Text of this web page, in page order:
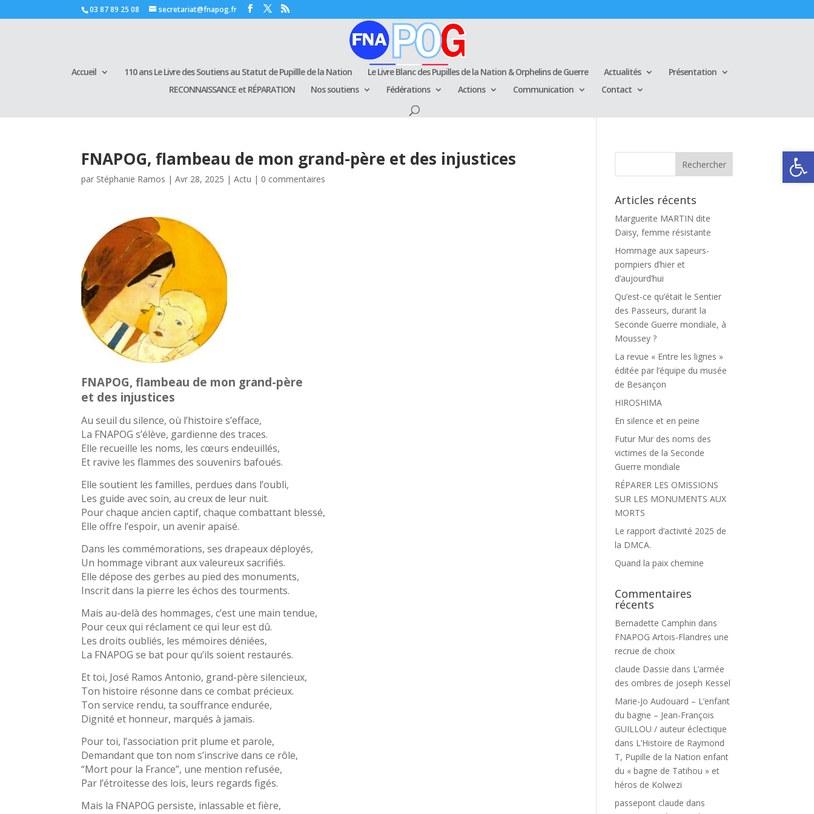
Ouvrir
03 87 89 25 08 secretariat@fnapog.fr
Accueil 110 ans Le Livre des Soutiens au Statut de Pupillle de la Nation Le Livre Blanc des Pupilles de la Nation & Orphelins de Guerre Actualités
Présentation
RECONNAISSANCE et RÉPARATION
Nos soutiens Fédérations Actions Communication Contact
FNAPOG, flambeau de mon grand-père et des injustices
par Stéphanie Ramos |Avr 28, 2025 |Actu | 0 commentaires
FNAPOG, flambeau de mon grand-père
et des injustices
Au seuil du silence, où l’histoire s’efface,
La FNAPOG s’élève, gardienne des traces.
Elle recueille les noms, les cœurs endeuillés,
Et ravive les flammes des souvenirs bafoués.
Elle soutient les familles, perdues dans l’oubli,
Les guide avec soin, au creux de leur nuit.
Pour chaque ancien captif, chaque combattant blessé,
Elle offre l’espoir, un avenir apaisé.
Dans les commémorations, ses drapeaux déployés,
Un hommage vibrant aux valeureux sacrifiés.
Elle dépose des gerbes au pied des monuments,
Inscrit dans la pierre les échos des tourments.
Mais au-delà des hommages, c’est une main tendue,
Pour ceux qui réclament ce qui leur est dû.
Les droits oubliés, les mémoires déniées,
La FNAPOG se bat pour qu’ils soient restaurés.
Et toi, José Ramos Antonio, grand-père silencieux,
Ton histoire résonne dans ce combat précieux.
Ton service rendu, ta souffrance endurée,
Dignité et honneur, marqués à jamais.
Pour toi, l’association prit plume et parole,
Demandant que ton nom s’inscrive dans ce rôle,
“Mort pour la France”, une mention refusée,
Par l’étroitesse des lois, leurs regards figés.
Mais la FNAPOG persiste, inlassable et fière,
Articles récents
Marguerite MARTIN dite
Daisy, femme résistante
Hommage aux sapeurs-
pompiers d’hier et
d’aujourd’hui
Qu’est-ce qu’était le Sentier
des Passeurs, durant la
Seconde Guerre mondiale, à
Moussey ?
La revue « Entre les lignes »
éditée par l’équipe du musée
de Besançon
HIROSHIMA
En silence et en peine
Futur Mur des noms des
victimes de la Seconde
Guerre mondiale
RÉPARER LES OMISSIONS
SUR LES MONUMENTS AUX
MORTS
Le rapport d’activité 2025 de
la DMCA.
Quand la paix chemine
Commentaires
récents
Bernadette Camphin dans
FNAPOG Artois-Flandres une
recrue de choix
claude Dassie dans L’armée
des ombres de joseph Kessel
Marie-Jo Audouard – L’enfant
du bagne – Jean-François
GUILLOU / auteur éclectique
dans L’Histoire de Raymond
T, Pupille de la Nation enfant
du « bagne de Tatihou » et
héros de Kolwezi
passepont claude dans